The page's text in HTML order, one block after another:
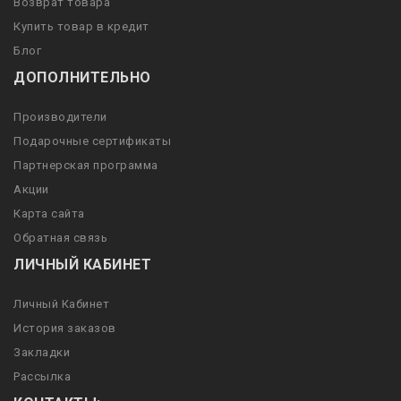
Купить товар в кредит
Блог
ДОПОЛНИТЕЛЬНО
Производители
Подарочные сертификаты
Партнерская программа
Акции
Карта сайта
Обратная связь
ЛИЧНЫЙ КАБИНЕТ
Личный Кабинет
История заказов
Закладки
Рассылка